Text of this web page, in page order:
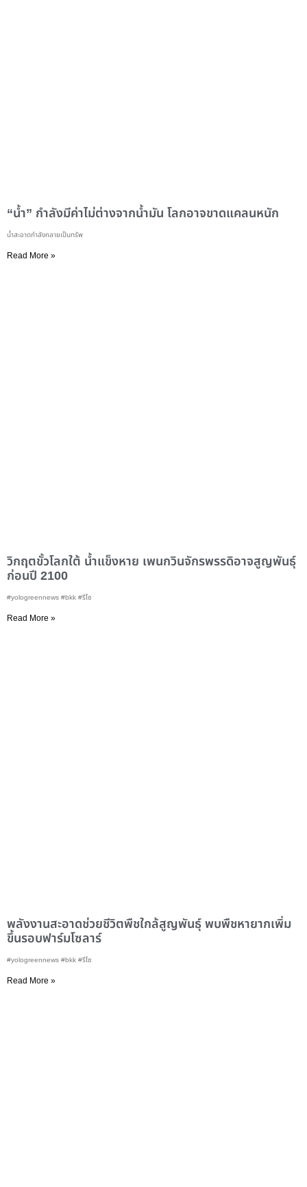
“น้ำ” กำลังมีค่าไม่ต่างจากน้ำมัน โลกอาจขาดแคลนหนัก
น้ำสะอาดกำลังกลายเป็นทรัพ
Read More »
วิกฤตขั้วโลกใต้ น้ำแข็งหาย เพนกวินจักรพรรดิอาจสูญพันธุ์
ก่อนปี 2100
#yologreennews #bkk #รีไซ
Read More »
พลังงานสะอาดช่วยชีวิตพืชใกล้สูญพันธุ์ พบพืชหายากเพิ่ม
ขึ้นรอบฟาร์มโซลาร์
#yologreennews #bkk #รีไซ
Read More »